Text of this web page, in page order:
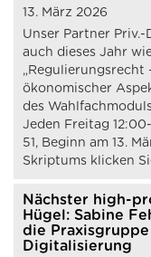
13. März 2026
Unser Partner Priv.-
auch dieses Jahr
ökonomischer
des
Jeden Freitag
51, Beginn am 13.
Skriptums klicken
Nächster high-
Hügel: Sabine
die
Digitalisierung